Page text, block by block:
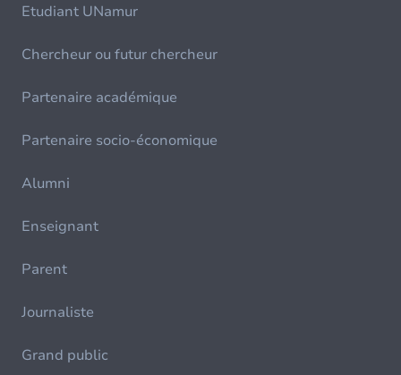
Etudiant UNamur
Chercheur ou futur chercheur
Partenaire académique
Partenaire socio-économique
Alumni
Enseignant
Parent
Journaliste
Grand public